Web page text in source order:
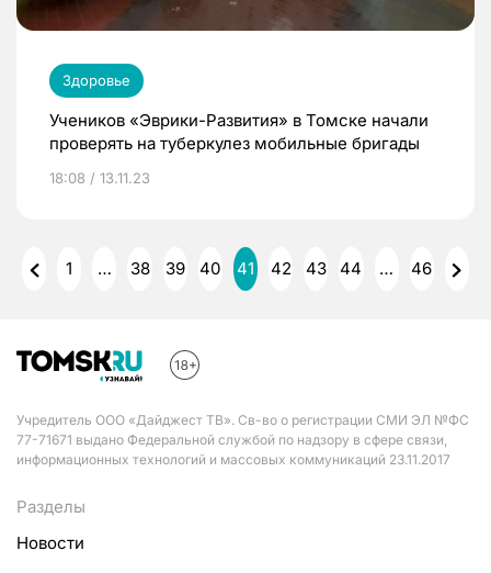
Здоровье
Учеников «Эврики-Развития» в Томске начали
проверять на туберкулез мобильные бригады
18:08 / 13.11.23
1 … 38 39 40 41 42 43 44 … 46
Учредитель ООО «Дайджест ТВ». Св-во о регистрации СМИ ЭЛ №ФС
77-71671 выдано Федеральной службой по надзору в сфере связи,
информационных технологий и массовых коммуникаций 23.11.2017
Разделы
Новости